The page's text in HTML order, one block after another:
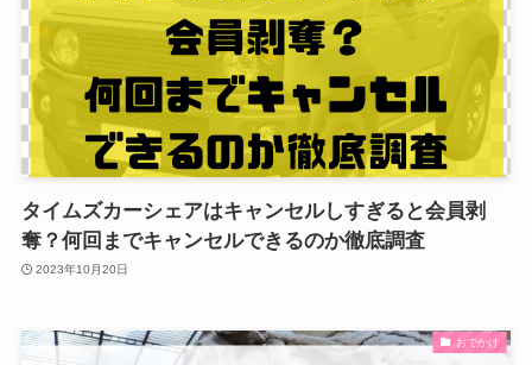
タイムズカーシェアはキャンセルしすぎると会員剥
奪？何回までキャンセルできるのか徹底調査
2023年10月20日
おでかけ